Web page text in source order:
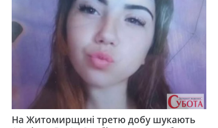
На Житомирщині третю добу шукають